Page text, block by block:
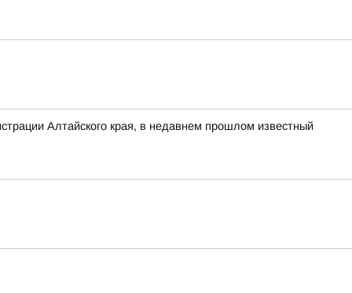
Алтайского края, в недавнем прошлом известный